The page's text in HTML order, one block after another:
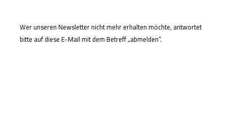
Wer unseren Newsletter nicht mehr erhalten möchte, antwortet
bitte auf diese E-Mail mit dem Betreff „abmelden“.